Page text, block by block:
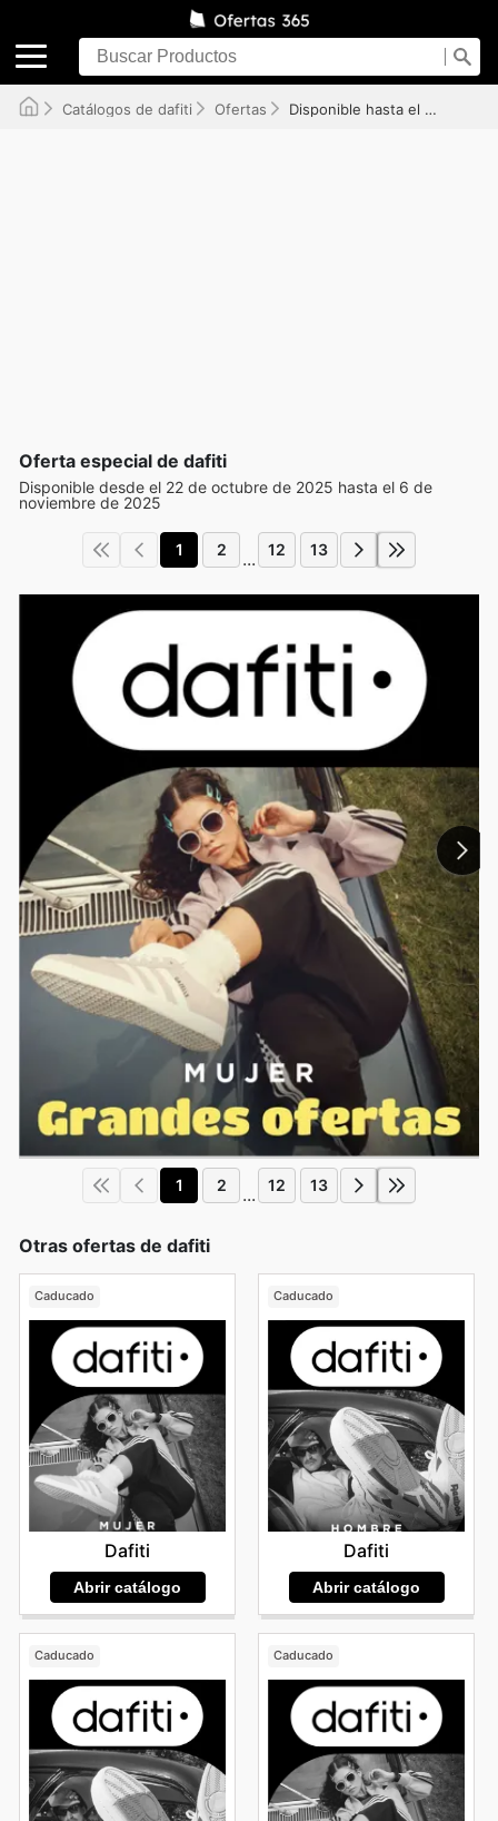
Catálogos de dafiti Ofertas Disponible hasta el 06/11/2025
Oferta especial de dafiti
Disponible desde el 22 de octubre de 2025 hasta el 6 de
noviembre de 2025
1 2 ... 12 13
1 2 ... 12 13
Otras ofertas de dafiti
Caducado
Dafiti
Abrir catálogo
Caducado
Dafiti
Abrir catálogo
Caducado Caducado